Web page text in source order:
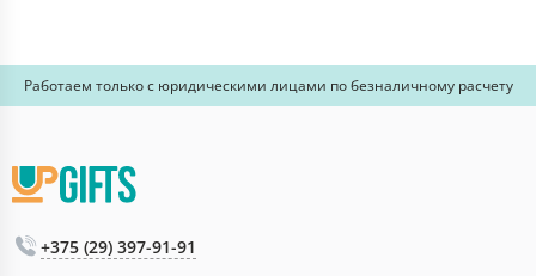
Работаем только с юридическими лицами по безналичному расчету
+375 (29) 397-91-91